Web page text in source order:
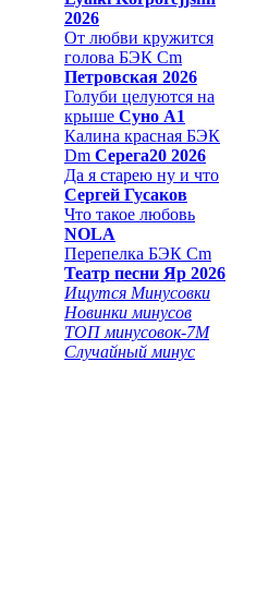
2026
От любви кружится
голова БЭК Cm
Петровская 2026
Голуби целуются на
крыше Суно А1
Калина красная БЭК
Dm Серега20 2026
Да я старею ну и что
Сергей Гусаков
Что такое любовь
NOLA
Перепелка БЭК Cm
Театр песни Яр 2026
Ищутся Минусовки
Новинки минусов
ТОП минусовок-7M
Случайный минус